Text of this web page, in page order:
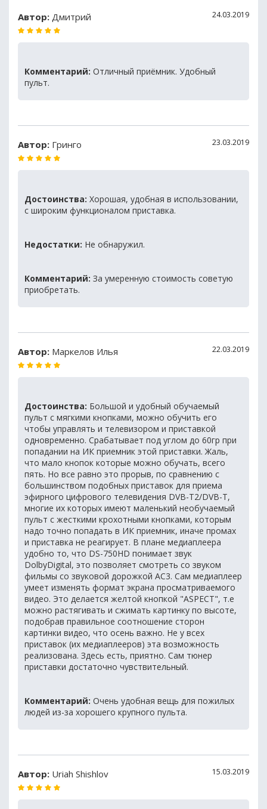
Автор: Дмитрий 24.03.2019
Комментарий: Отличный приёмник. Удобный
пульт.
Автор: Гринго 23.03.2019
Достоинства: Хорошая, удобная в использовании,
с широким функционалом приставка.
Недостатки: Не обнаружил.
Комментарий: За умеренную стоимость советую
приобретать.
Автор: Маркелов Илья 22.03.2019
Достоинства: Большой и удобный обучаемый
пульт с мягкими кнопками, можно обучить его
чтобы управлять и телевизором и приставкой
одновременно. Срабатывает под углом до 60гр при
попадании на ИК приемник этой приставки. Жаль,
что мало кнопок которые можно обучать, всего
пять. Но все равно это прорыв, по сравнению с
большинством подобных приставок для приема
эфирного цифрового телевидения DVB-T2/DVB-T,
многие их которых имеют маленький необучаемый
пульт с жесткими крохотными кнопками, которым
надо точно попадать в ИК приемник, иначе промах
и приставка не реагирует. В плане медиаплеера
удобно то, что DS-750HD понимает звук
DolbyDigital, это позволяет смотреть со звуком
фильмы со звуковой дорожкой AC3. Сам медиаплеер
умеет изменять формат экрана просматриваемого
видео. Это делается желтой кнопкой "АSPECT", т.е
можно растягивать и сжимать картинку по высоте,
подобрав правильное соотношение сторон
картинки видео, что осень важно. Не у всех
приставок (их медиаплееров) эта возможность
реализована. Здесь есть, приятно. Сам тюнер
приставки достаточно чувствительный.
Комментарий: Очень удобная вещь для пожилых
людей из-за хорошего крупного пульта.
Автор: Uriah Shishlov 15.03.2019